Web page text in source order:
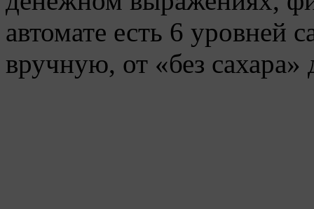
автомате есть 6 уровней
вручную, от «без